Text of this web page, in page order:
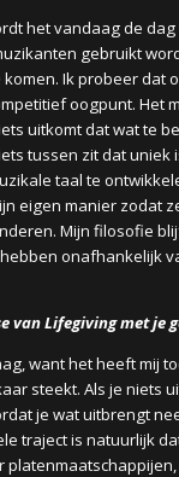
het vandaag de
gebruikt
Ik probeer dat
oogpunt. Het
uitkomt dat wat te
tussen zit dat uniek
taal te
eigen manier zodat
Mijn filosofie
onafhankelijk
van Lifegiving met je
want het heeft mij
steekt. Als je niets
je wat uitbrengt
traject is natuurlijk